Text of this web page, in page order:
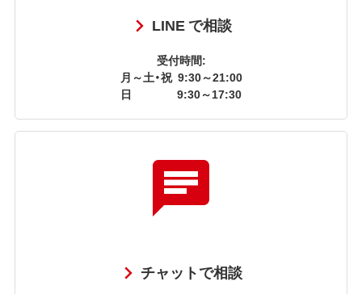
LINE で相談
受付時間:
月～土・祝 9:30～21:00
日
9:30～17:30
チャットで相談